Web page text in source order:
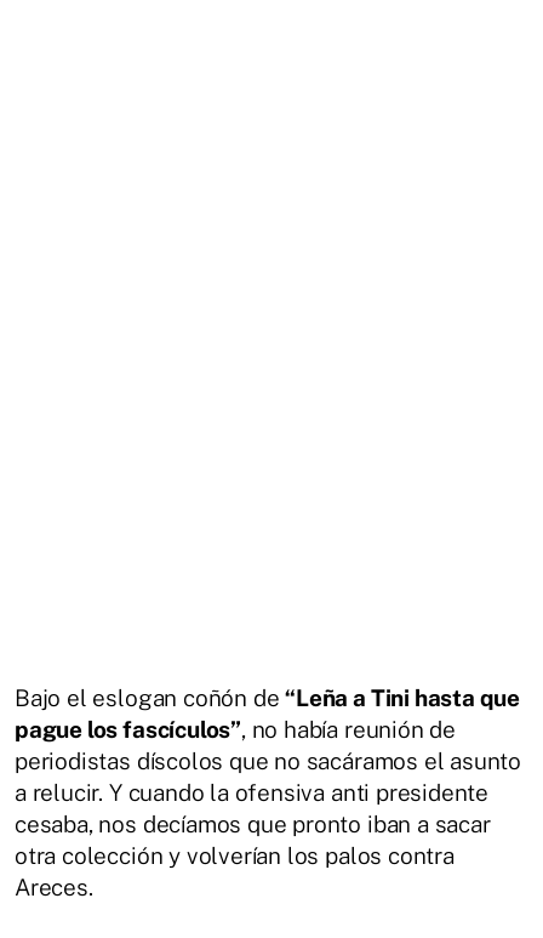
Bajo el eslogan coñón de“Leña a Tini hasta que
pague los fascículos”, no había reunión de
periodistas díscolos que no sacáramos el asunto
a relucir. Y cuando la ofensiva anti presidente
cesaba, nos decíamos que pronto iban a sacar
otra colección y volverían los palos contra
Areces.